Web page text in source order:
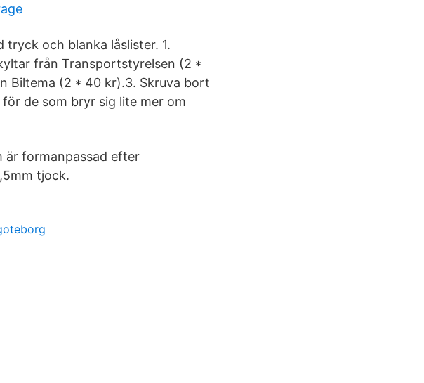
tryck och blanka låslister. 1.
från Transportstyrelsen (2 *
Biltema (2 * 40 kr).3. Skruva bort
de som bryr sig lite mer om
är formanpassad efter
tjock.